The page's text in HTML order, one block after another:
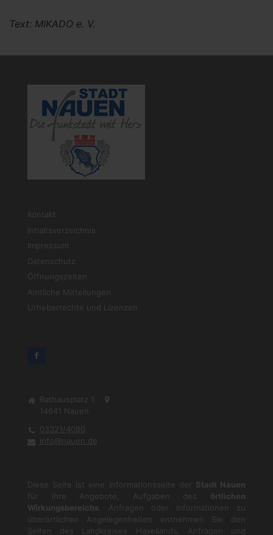
Text: MIKADO e. V.
Kontakt
Inhaltsverzeichnis
Impressum
Datenschutz
Öffnungszeiten
Amtliche Mitteilungen
Urheberrechte und Lizenzen
Rathausplatz 1
14641
Nauen
03321/4080
info@nauen.de
Diese Seite ist eine Informationsseite der Stadt Nauen
für ihre Angebote, Aufgaben des örtlichen
Wirkungsbereichs . Anfragen oder Informationen zu
überörtlichen Angelegenheiten entnehmen Sie den
Seiten des Landkreises Havellands. Anfragen und